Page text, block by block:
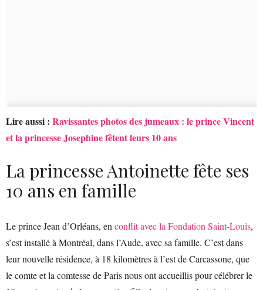
Lire aussi : Ravissantes photos des jumeaux : le prince Vincent
et la princesse Josephine fêtent leurs 10 ans
La princesse Antoinette fête ses
10 ans en famille
Le prince Jean d’Orléans, en conflit avec la Fondation Saint-Louis,
s’est installé à Montréal, dans l’Aude, avec sa famille. C’est dans
leur nouvelle résidence, à 18 kilomètres à l’est de Carcassone, que
le comte et la comtesse de Paris nous ont accueillis pour célébrer le